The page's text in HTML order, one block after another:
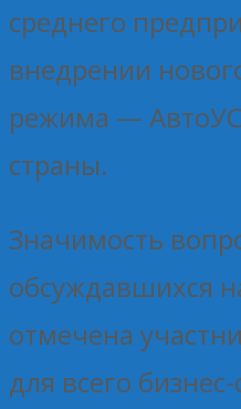
среднего
внедрении
режима —
страны.
Значимость
обсуждавшихся
отмечена
для всего